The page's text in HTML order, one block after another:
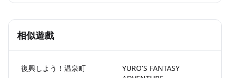
相似遊戲
復興しよう！温泉町
YURO'S FANTASY